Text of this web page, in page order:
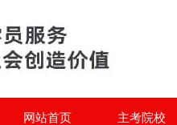
网站首页 主考院校